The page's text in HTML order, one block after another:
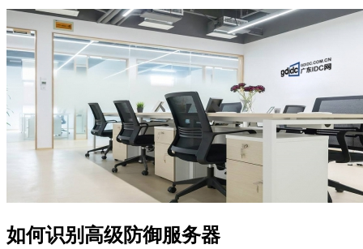
如何识别高级防御服务器